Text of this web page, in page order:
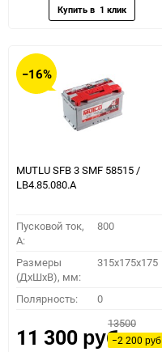
−16%
MUTLU SFB 3 SMF 58515 /
LB4.85.080.A
Пусковой ток,
A:
800
Размеры
(ДхШхВ), мм:
315x175x175
Полярность: 0
11 300 руб.
13500
−2 200руб.